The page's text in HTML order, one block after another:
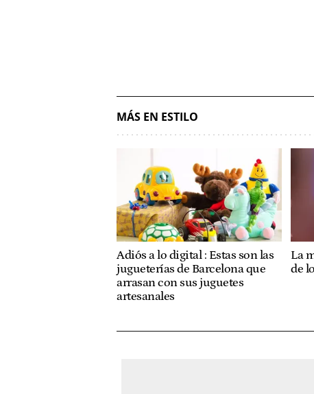
MÁS EN ESTILO
Adiós a lo digital : Estas son las
jugueterías de Barcelona que
arrasan con sus juguetes
artesanales
La
de